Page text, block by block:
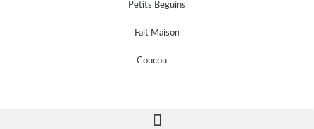
Petits Beguins
Fait Maison
Coucou